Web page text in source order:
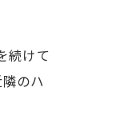
続けて
のハ